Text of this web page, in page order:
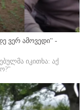
ვერ ამოვედი'' -
იკითხა: აქ